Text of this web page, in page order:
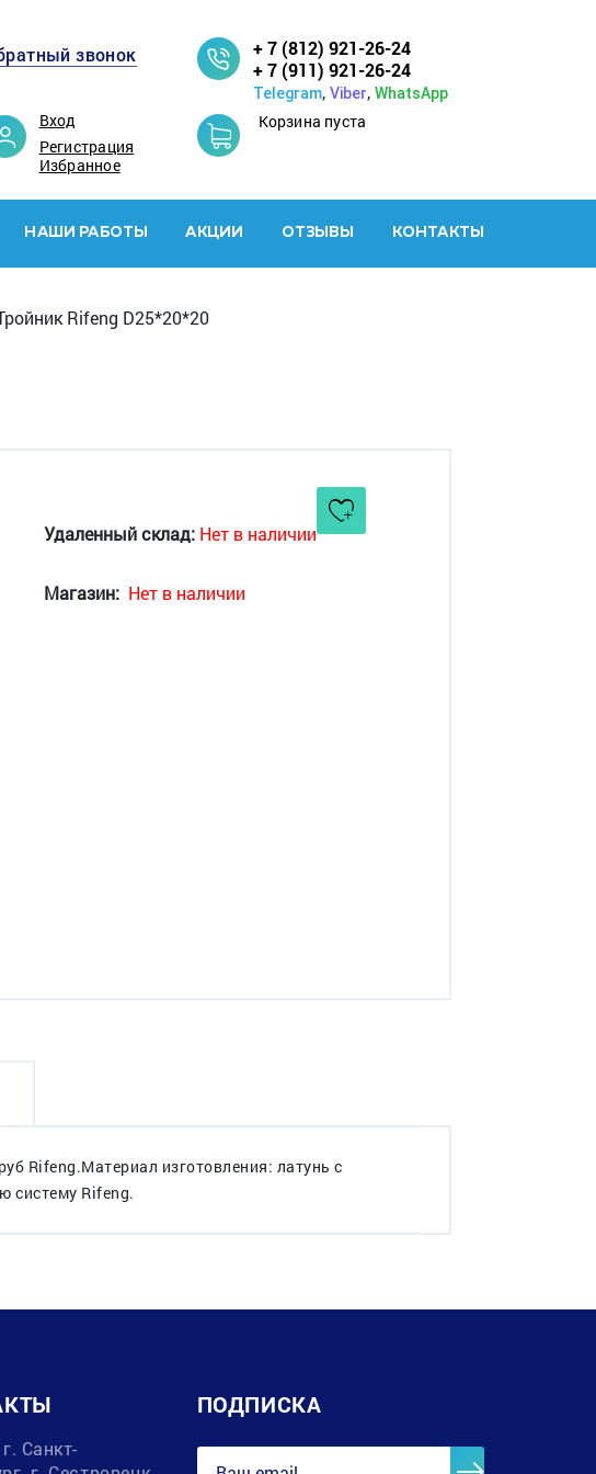
звонок
Вход
Регистрация
Избранное
+ 7 (812) 921-26-24
+ 7 (911) 921-26-24
Telegram, Viber, WhatsApp
Корзина пуста
НАШИ РАБОТЫ АКЦИИ ОТЗЫВЫ КОНТАКТЫ
Rifeng D25*20*20
Удаленный склад: Нет в наличии
Магазин: Нет в наличии
Rifeng.Материал изготовления: латунь с
систему Rifeng.
Санкт-
ПОДПИСКА